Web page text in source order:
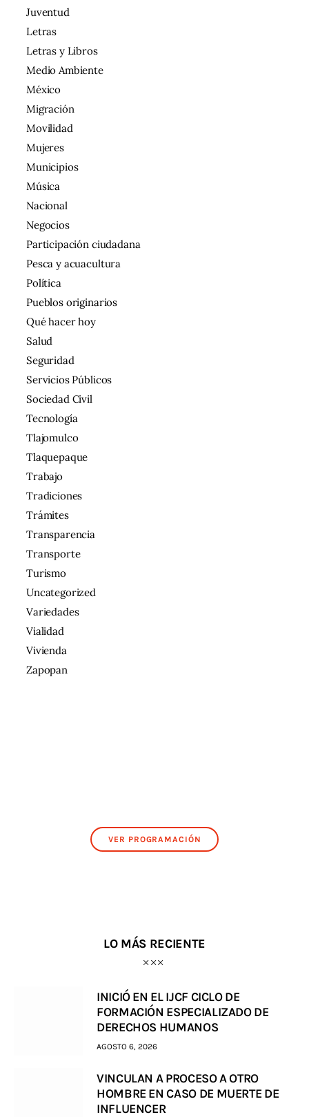
Juventud
Letras
Letras y Libros
Medio Ambiente
México
Migración
Movilidad
Mujeres
Municipios
Música
Nacional
Negocios
Participación ciudadana
Pesca y acuacultura
Política
Pueblos originarios
Qué hacer hoy
Salud
Seguridad
Servicios Públicos
Sociedad Civil
Tecnología
Tlajomulco
Tlaquepaque
Trabajo
Tradiciones
Trámites
Transparencia
Transporte
Turismo
Uncategorized
Variedades
Vialidad
Vivienda
Zapopan
VER PROGRAMACIÓN
LO MÁS RECIENTE
INICIÓ EN EL IJCF CICLO DE
FORMACIÓN ESPECIALIZADO DE
DERECHOS HUMANOS
AGOSTO 6, 2026
VINCULAN A PROCESO A OTRO
HOMBRE EN CASO DE MUERTE DE
INFLUENCER